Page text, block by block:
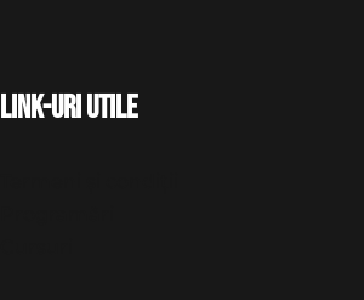
Link-uri utile